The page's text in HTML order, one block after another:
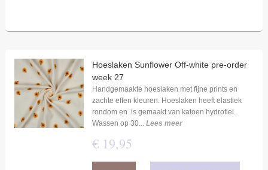
Hoeslaken Sunflower Off-white pre-order
week 27
Handgemaakte hoeslaken met fijne prints en
zachte effen kleuren. Hoeslaken heeft elastiek
rondom en is gemaakt van katoen hydrofiel.
Wassen op 30... Lees meer
€ 19,95